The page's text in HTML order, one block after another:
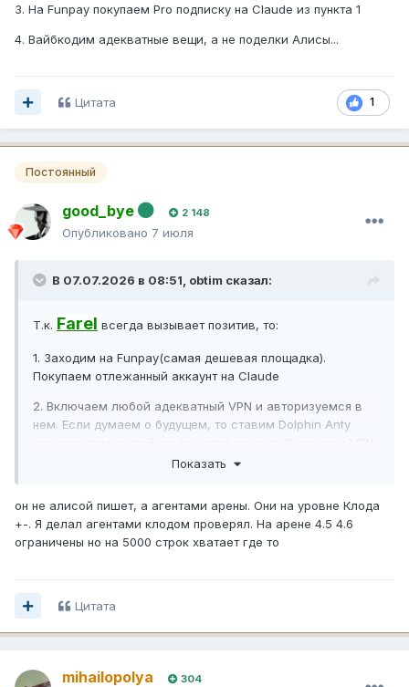
3. На Funpay покупаем Pro подписку на Claude из пункта 1
4. Вайбкодим адекватные вещи, а не поделки Алисы...
1
Цитата
Постоянный
good_bye 2 148
Опубликовано 7 июля
В 07.07.2026 в 08:51, obtim сказал:
Т.к. Farel всегда вызывает позитив, то:
1. Заходим на Funpay(самая дешевая площадка).
Покупаем отлежанный аккаунт на Claude
2. Включаем любой адекватный VPN и авторизуемся в
нем. Если думаем о будущем, то ставим Dolphin Anty
запускаем Dolphin Anty и авторизуемся по пункту 1
4. Вайбкодим адекватные вещи, а не поделки Алисы...
Показать
он не алисой пишет, а агентами арены. Они на уровне Клода
+-. Я делал агентами клодом проверял. На арене 4.5 4.6
ограничены но на 5000 строк хватает где то
Цитата
mihailopolya 304